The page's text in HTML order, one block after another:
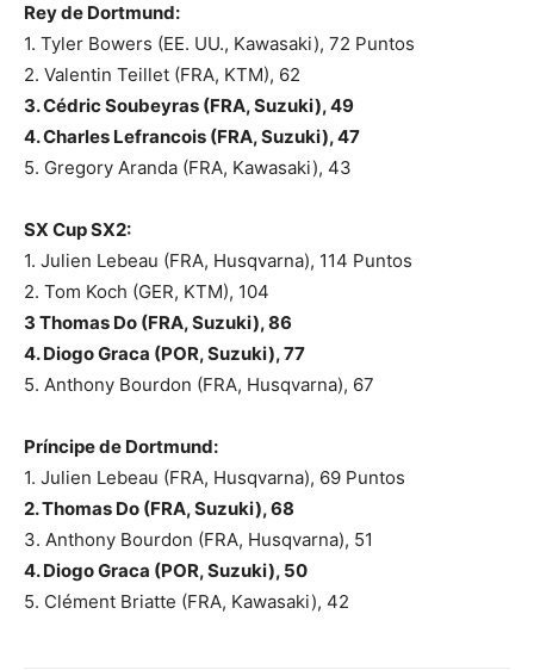
Rey de Dortmund:
1. Tyler Bowers (EE. UU., Kawasaki), 72 Puntos
2. Valentin Teillet (FRA, KTM), 62
3. Cédric Soubeyras (FRA, Suzuki), 49
4. Charles Lefrancois (FRA, Suzuki), 47
5. Gregory Aranda (FRA, Kawasaki), 43
SX Cup SX2:
1. Julien Lebeau (FRA, Husqvarna), 114 Puntos
2. Tom Koch (GER, KTM), 104
3 Thomas Do (FRA, Suzuki), 86
4.Diogo Graca (POR, Suzuki), 77
5. Anthony Bourdon (FRA, Husqvarna), 67
Príncipe de Dortmund:
1. Julien Lebeau (FRA, Husqvarna), 69 Puntos
2. Thomas Do (FRA, Suzuki), 68
3. Anthony Bourdon (FRA, Husqvarna), 51
4. Diogo Graca (POR, Suzuki), 50
5. Clément Briatte (FRA, Kawasaki), 42